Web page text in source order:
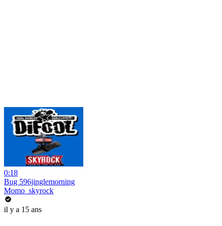
0:18
Bug 596jinglemorning
Momo_skyrock
il y a 15 ans